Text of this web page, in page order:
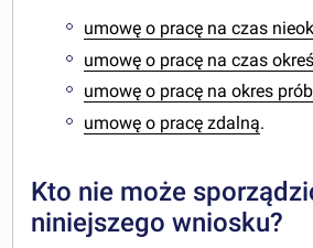
umowę o pracę na czas
umowę o pracę na czas
umowę o pracę na okres
umowę o pracę zdalną.
Kto nie może
niniejszego wniosku?